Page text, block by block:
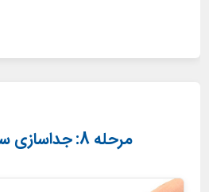
مرحله 8: جداسازی ساکشن کاپ